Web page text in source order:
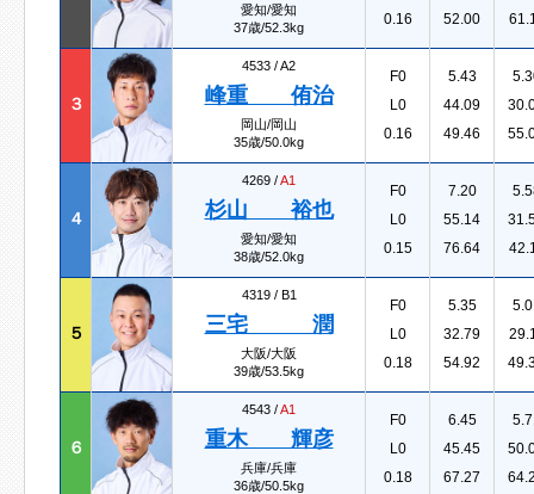
愛知/愛知
37歳/52.3kg
0.16
52.00
３
4533 /A2
峰重 侑治
岡山/岡山
35歳/50.0kg
F0
L0
0.16
5.43
44.09
49.46
４
4269 /A1
杉山 裕也
愛知/愛知
38歳/52.0kg
F0
L0
0.15
7.20
55.14
76.64
５
4319 / B1
三宅 潤
大阪/大阪
39歳/53.5kg
F0
L0
0.18
5.35
32.79
54.92
６
4543 /A1
重木 輝彦
兵庫/兵庫
36歳/50.5kg
F0
L0
0.18
6.45
45.45
67.27